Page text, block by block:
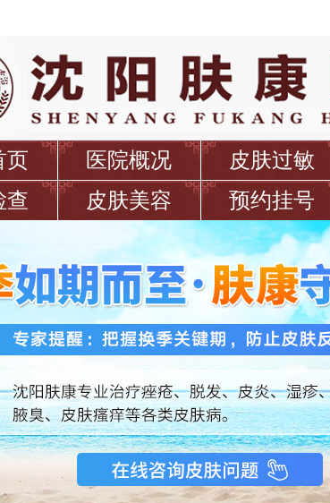
页 医院概况 皮肤过敏
查
皮肤美容 预约挂号